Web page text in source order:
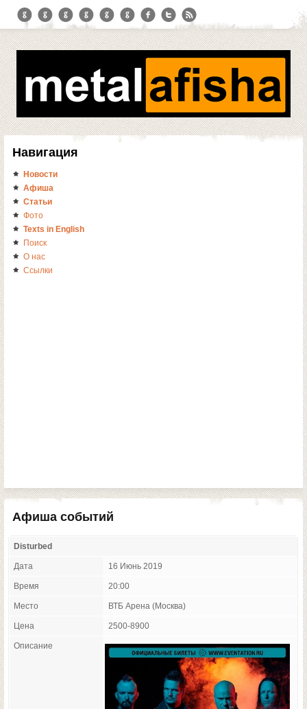
Навигация
Новости
Афиша
Статьи
Фото
Texts in English
Поиск
О нас
Ссылки
Афиша событий
Disturbed
Дата 16 Июнь 2019
Время 20:00
Место ВТБ Арена (Москва)
Цена 2500-8900
Описание